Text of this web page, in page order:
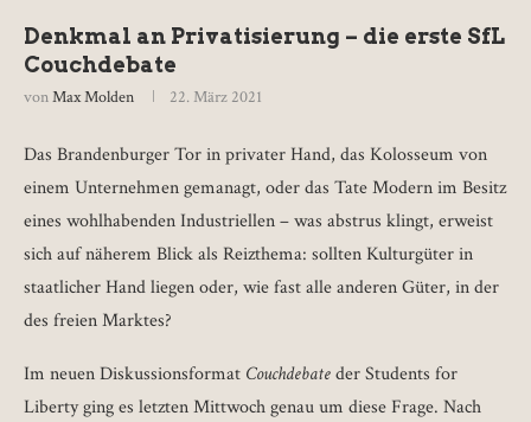
Denkmal an Privatisierung – die erste SfL
Couchdebate
vonMax Molden 22. März 2021
Das Brandenburger Tor in privater Hand, das Kolosseum von
einem Unternehmen gemanagt, oder das Tate Modern im Besitz
eines wohlhabenden Industriellen – was abstrus klingt, erweist
sich auf näherem Blick als Reizthema: sollten Kulturgüter in
staatlicher Hand liegen oder, wie fast alle anderen Güter, in der
des freien Marktes?
Im neuen Diskussionsformat Couchdebateder Students for
Liberty ging es letzten Mittwoch genau um diese Frage. Nach